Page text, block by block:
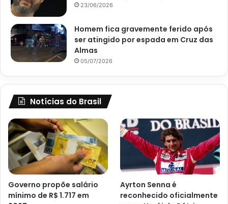
23/06/2026
Homem fica gravemente ferido após
ser atingido por espada em Cruz das
Almas
05/07/2026
Notícias do Brasil
Governo propõe salário
mínimo de R$ 1.717 em
Ayrton Senna é
reconhecido oficialmente